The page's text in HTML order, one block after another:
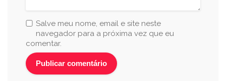
Salve meu nome, email e site neste
navegador para a próxima vez que eu
comentar.